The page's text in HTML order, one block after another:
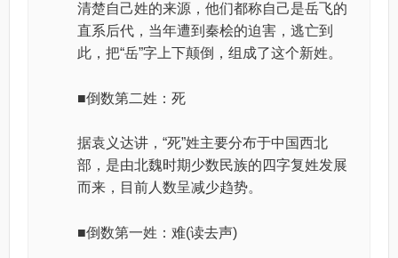
清楚自己姓的来源，他们都称自己是岳飞的
直系后代，当年遭到秦桧的迫害，逃亡到
此，把“岳”字上下颠倒，组成了这个新姓。
■倒数第二姓：死
据袁义达讲，“死”姓主要分布于中国西北
部，是由北魏时期少数民族的四字复姓发展
而来，目前人数呈减少趋势。
■倒数第一姓：难(读去声)